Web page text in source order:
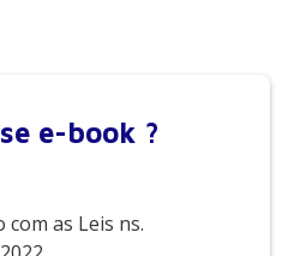
e-book ?
com as Leis ns.